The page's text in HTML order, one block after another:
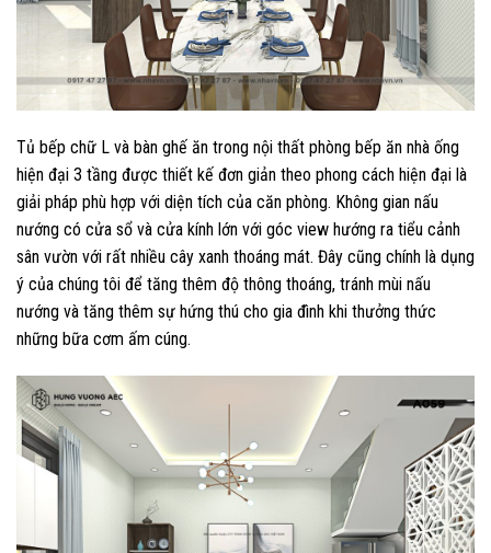
Tủ bếp chữ L và bàn ghế ăn trong nội thất phòng bếp ăn nhà ống
hiện đại 3 tầng được thiết kế đơn giản theo phong cách hiện đại là
giải pháp phù hợp với diện tích của căn phòng. Không gian nấu
nướng có cửa sổ và cửa kính lớn với góc view hướng ra tiểu cảnh
sân vườn với rất nhiều cây xanh thoáng mát. Đây cũng chính là dụng
ý của chúng tôi để tăng thêm độ thông thoáng, tránh mùi nấu
nướng và tăng thêm sự hứng thú cho gia đình khi thưởng thức
những bữa cơm ấm cúng.